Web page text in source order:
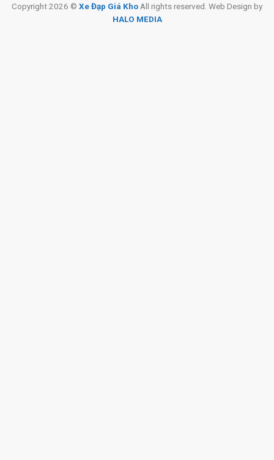
Copyright 2026 © Xe Đạp Giá Kho All rights reserved. Web Design by
HALO MEDIA